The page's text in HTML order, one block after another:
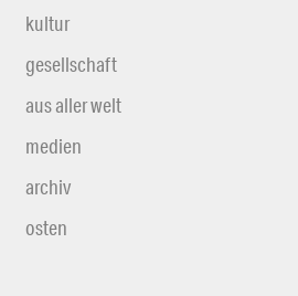
kultur
gesellschaft
aus aller welt
medien
archiv
osten